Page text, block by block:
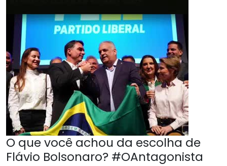
O que você achou da escolha de
Flávio Bolsonaro? #OAntagonista